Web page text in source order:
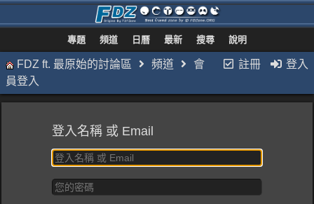
專題 頻道 日曆 最新 搜尋 說明
註冊 登入
FDZ ft. 最原始的討論區 頻道
會
員登入
登入名稱 或 Email